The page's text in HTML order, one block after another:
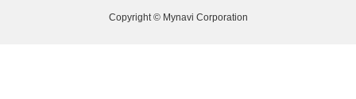
Copyright © Mynavi Corporation